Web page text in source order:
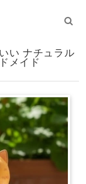
い ナチュラル
メイド